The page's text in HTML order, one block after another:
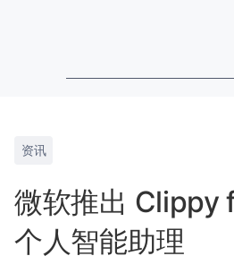
资讯
微软推出 Clippy
个人智能助理